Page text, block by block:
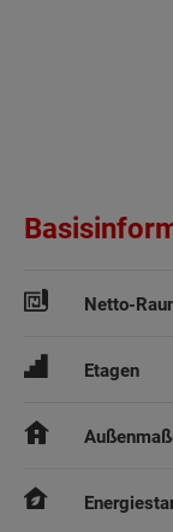
Netto-
Etagen